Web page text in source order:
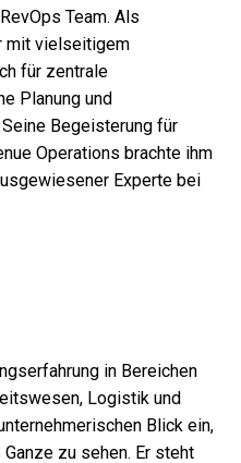
Team. Als
mit vielseitigem
für zentrale
Planung und
Begeisterung für
Operations brachte ihm
Experte bei
in Bereichen
Logistik und
Blick ein,
zu sehen. Er steht